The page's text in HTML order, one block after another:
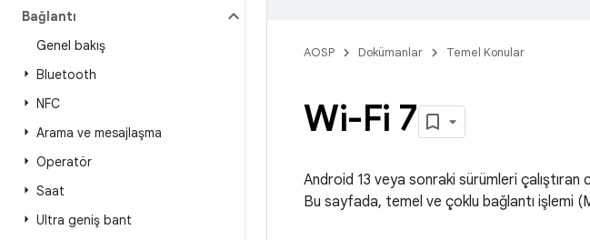
Bağlantı
Genel bakış
Bluetooth
NFC
Arama ve mesajlaşma
Operatör
Saat
Ultra geniş bant
AOSP Dokümanlar Temel Konular
Wi-Fi 7
Android 13 veya sonraki sürümleri
Bu sayfada, temel ve çoklu bağlantı işlemi